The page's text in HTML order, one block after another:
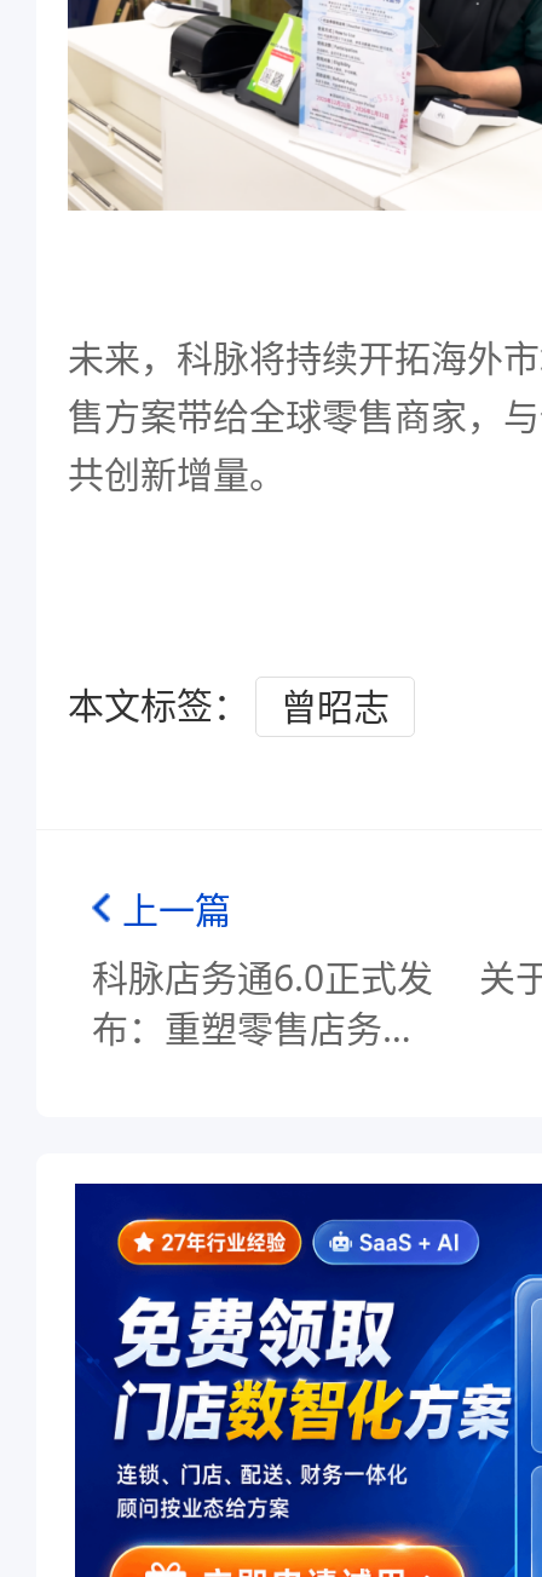
未来，科脉将持续开拓海外
售方案带给全球零售商家，
共创新增量。
本文标签： 曾昭志
上一篇
科脉店务通6.0正式发
布：重塑零售店务管
关